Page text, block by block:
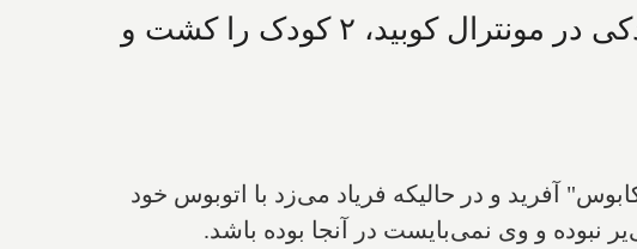
این راننده در حالیکه فریاد می‌کشید اتوبوس خود را به ورودی مهد کودکی در مونترال کوبید، ۲ کودک را کشت و
آفرید و در حالیکه فریاد می‌زد با اتوبوس خود
و وی نمی‌بایست در آنجا بوده باشد.